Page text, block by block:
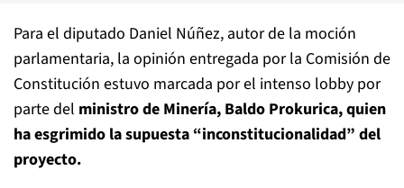
Para el diputado Daniel Núñez, autor de la moción
parlamentaria, la opinión entregada por la Comisión de
Constitución estuvo marcada por el intenso lobby por
parte del ministro de Minería, Baldo Prokurica, quien
ha esgrimido la supuesta “inconstitucionalidad” del
proyecto.